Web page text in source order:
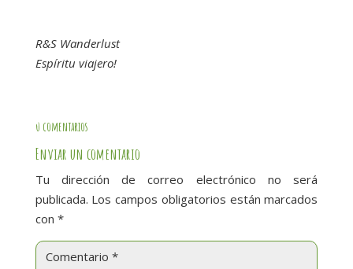
R&S Wanderlust
Espíritu viajero!
0 comentarios
Enviar un comentario
Tu dirección de correo electrónico no será
publicada. Los campos obligatorios están marcados
con *